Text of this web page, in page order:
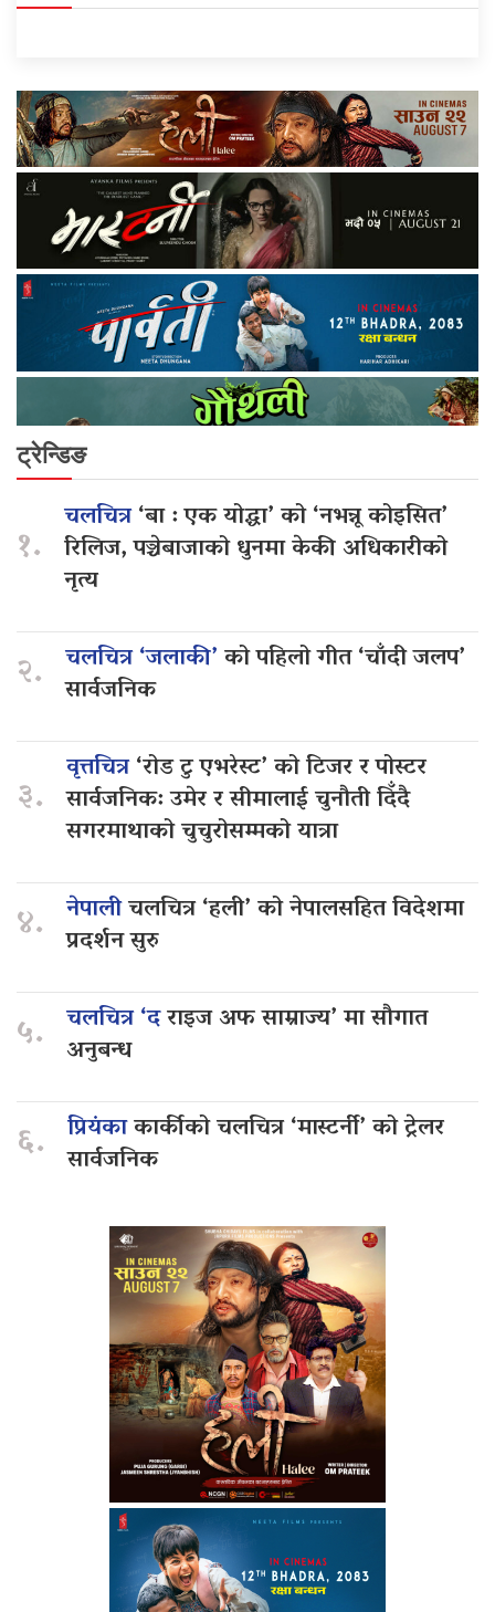
ट्रेन्डिङ
१.
चलचित्र‘बा : एक योद्धा’ को ‘नभन्नू कोइसित’
रिलिज, पञ्चेबाजाको धुनमा केकी अधिकारीको
नृत्य
२. चलचित्र ‘जलाकी’को पहिलो गीत ‘चाँदी जलप’
सार्वजनिक
३.
वृत्तचित्र‘रोड टु एभरेस्ट’ को टिजर र पोस्टर
सार्वजनिक: उमेर र सीमालाई चुनौती दिँदै
सगरमाथाको चुचुरोसम्मको यात्रा
४. नेपालीचलचित्र ‘हली’ को नेपालसहित विदेशमा
प्रदर्शन सुरु
५. चलचित्र ‘दराइज अफ साम्राज्य’ मा सौगात
अनुबन्ध
६. प्रियंकाकार्कीको चलचित्र ‘मास्टर्नी’ को ट्रेलर
सार्वजनिक